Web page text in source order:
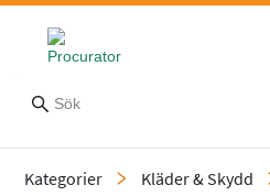
Kategorier Kläder & Skydd